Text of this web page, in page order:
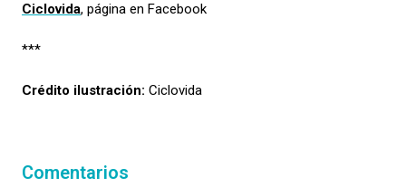
Ciclovida, página en Facebook
***
Crédito ilustración: Ciclovida
Comentarios